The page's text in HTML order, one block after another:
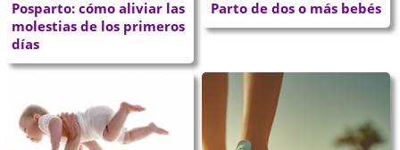
Posparto: cómo aliviar las
molestias de los primeros
días
Parto de dos o más bebés